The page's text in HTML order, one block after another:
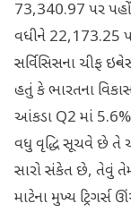
73,340.97 પર
વધીને 22,173.25
સર્વિસિસના ચીફ
હતું કે ભારતના
આંકડા Q2 માં
વધુ વૃદ્ધિ સૂચવે છે તે
સારો સંકેત છે, તેવું
માટેના મુખ્ય